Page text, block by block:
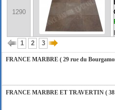
1290
1
2 3
FERMETURE POUR CONGES
vous répondrons dans les meilleurs
FRANCE MARBRE ( 29 rue du
FRANCE MARBRE ET TRAVERTIN (